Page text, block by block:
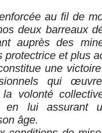
au fil de
deux barreaux
auprès des
protectrice et plus
une
qui
volonté
en lui assurant
âge.